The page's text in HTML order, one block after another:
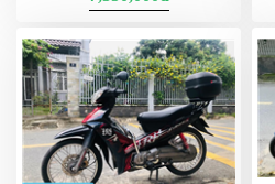
PKL
ĐỒ
CHƠI
PG1
PHỤ
KIỆN